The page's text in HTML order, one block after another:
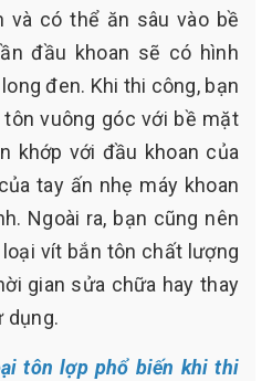
và có thể ăn sâu vào bề
đầu khoan sẽ có hình
đen. Khi thi công, bạn
vuông góc với bề mặt
khớp với đầu khoan của
tay ấn nhẹ máy khoan
Ngoài ra, bạn cũng nên
vít bắn tôn chất lượng
gian sửa chữa hay thay
dụng.
tôn lợp phổ biến khi thi